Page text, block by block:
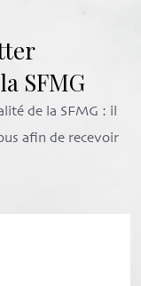
SFMG
de la SFMG : il
afin de recevoir